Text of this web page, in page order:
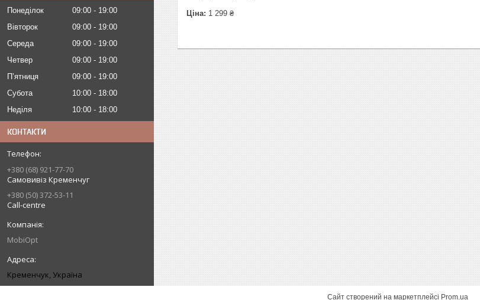
Понеділок 09:00
19:00
Вівторок
09:00
19:00
Середа
09:00
19:00
Четвер
09:00
19:00
Пʼятниця
09:00
19:00
Субота
10:00
18:00
Неділя
10:00 18:00
КОНТАКТИ
+380 (68) 921-77-70
Самовивіз Кременчуг
+380 (50) 372-53-11
Call-centre
MobiOpt
Кременчук, Україна
Ціна: 1 299 ₴
Сайт створений на маркетплейсі Prom.ua